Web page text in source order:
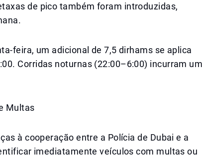
de pico também foram introduzidas,
feira, um adicional de 7,5 dirhams se aplica
Corridas noturnas (22:00–6:00) incurram um
Multas
à cooperação entre a Polícia de Dubai e a
imediatamente veículos com multas ou